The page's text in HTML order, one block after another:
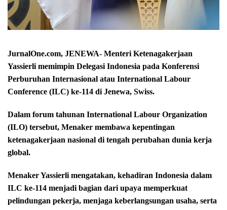
JurnalOne.com, JENEWA- Menteri Ketenagakerjaan
Yassierli memimpin Delegasi Indonesia pada Konferensi
Perburuhan Internasional atau International Labour
Conference (ILC) ke-114 di Jenewa, Swiss.
Dalam forum tahunan International Labour Organization
(ILO) tersebut, Menaker membawa kepentingan
ketenagakerjaan nasional di tengah perubahan dunia kerja
global.
Menaker Yassierli mengatakan, kehadiran Indonesia dalam
ILC ke-114 menjadi bagian dari upaya memperkuat
pelindungan pekerja, menjaga keberlangsungan usaha, serta